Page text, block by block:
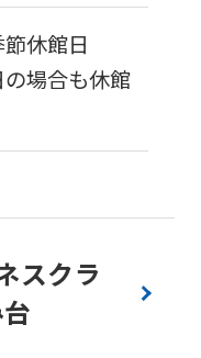
休館日
場合も休館
スクラ